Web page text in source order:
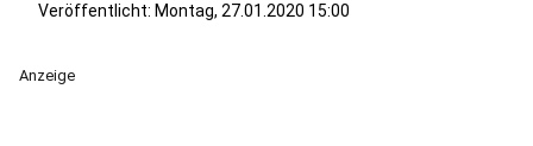
Veröffentlicht: Montag, 27.01.2020 15:00
Anzeige